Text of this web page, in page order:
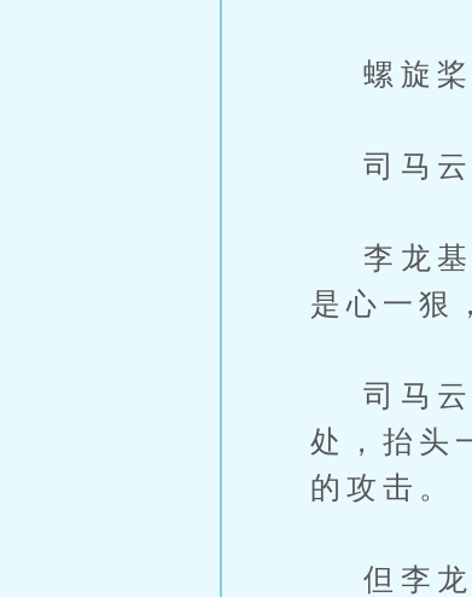
螺旋桨
司马云
李龙基
是心一狠
司马云
处，抬头
的攻击。
但李龙